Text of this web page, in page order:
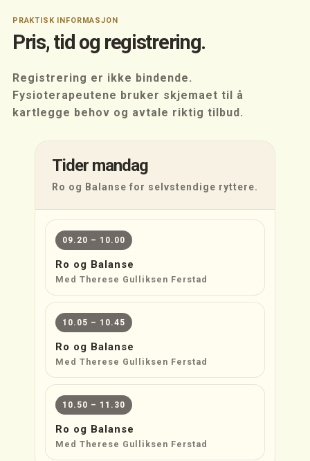
PRAKTISK INFORMASJON
Pris, tid og registrering.
Registrering er ikke bindende.
Fysioterapeutene bruker skjemaet til å
kartlegge behov og avtale riktig tilbud.
Tider mandag
Ro og Balanse for selvstendige ryttere.
09.20 – 10.00
Ro og Balanse
Med Therese Gulliksen Ferstad
10.05 – 10.45
Ro og Balanse
Med Therese Gulliksen Ferstad
10.50 – 11.30
Ro og Balanse
Med Therese Gulliksen Ferstad